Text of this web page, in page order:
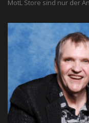
MotL Store sind nur der